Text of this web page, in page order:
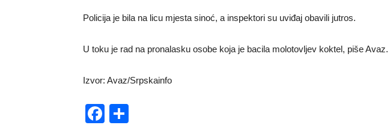
Policija je bila na licu mjesta sinoć, a inspektori su uviđaj obavili jutros.
U toku je rad na pronalasku osobe koja je bacila molotovljev koktel, piše Avaz.
Izvor: Avaz/Srpskainfo
Facebook